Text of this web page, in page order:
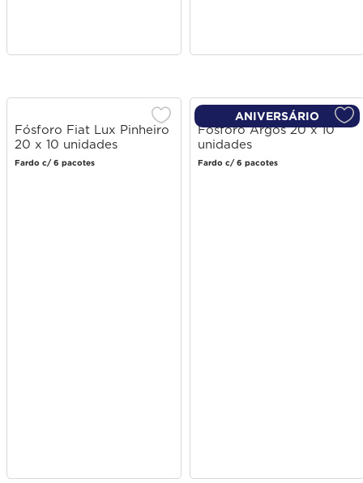
Fósforo Fiat Lux Pinheiro
20 x 10 unidades
Fardo c/ 6 pacotes
ANIVERSÁRIO
Fósforo Argos 20 x 10
unidades
Fardo c/ 6 pacotes